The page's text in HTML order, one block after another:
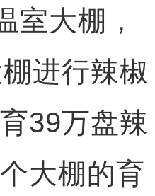
室大棚，
进行辣椒
39万盘辣
大棚的育